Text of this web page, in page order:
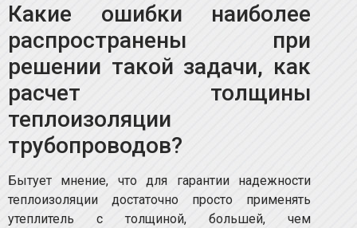
Какие ошибки наиболее
распространены при
решении такой задачи, как
расчет толщины
теплоизоляции
трубопроводов?
Бытует мнение, что для гарантии надежности
теплоизоляции достаточно просто применять
утеплитель с толщиной, большей, чем